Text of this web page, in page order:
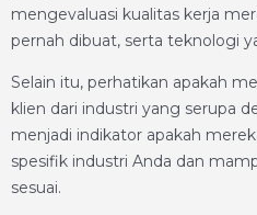
mengevaluasi kualitas kerja
pernah dibuat, serta teknologi
Selain itu, perhatikan apakah
klien dari industri yang serupa
menjadi indikator apakah
spesifik industri Anda dan
sesuai.